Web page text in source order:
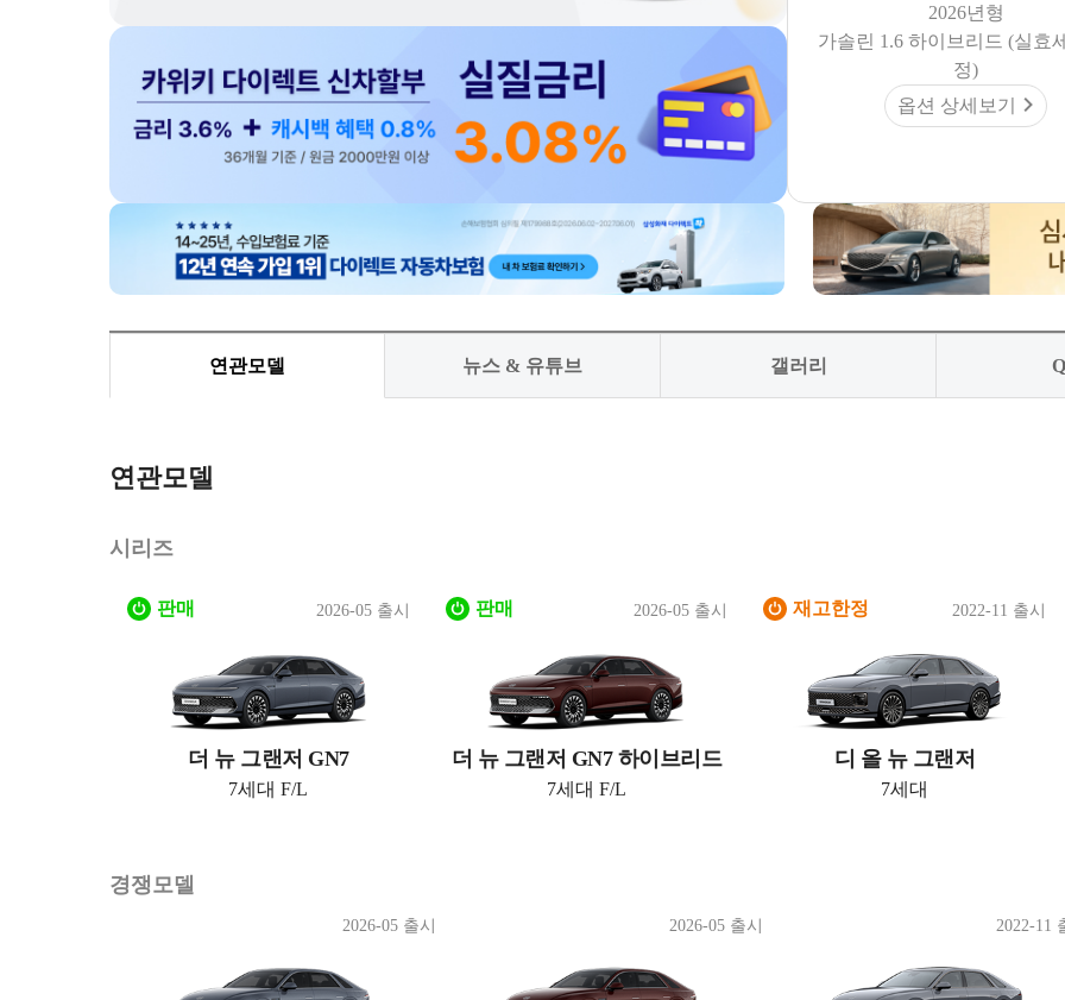
2026년형
가솔린 1.6 하이브리드 (실효
정)
옵션 상세보기
연관모델 뉴스 & 유튜브 갤러리
연관모델
시리즈
판매
더 뉴 그랜저 GN7
2026-05 출시
7세대 F/L
판매
더 뉴 그랜저 GN7 하이브리드
2026-05 출시
7세대 F/L
재고한정
디 올 뉴 그랜저
2022-11 출시
7세대
경쟁모델
2026-05 출시 2026-05 출시 2022-11